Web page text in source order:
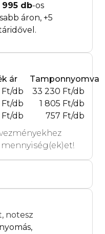
ár
Tamponnyomva
Ft/db
33 230 Ft/db
Ft/db
1 805 Ft/db
Ft/db
757 Ft/db
995 db-os
áron, +5
notesz